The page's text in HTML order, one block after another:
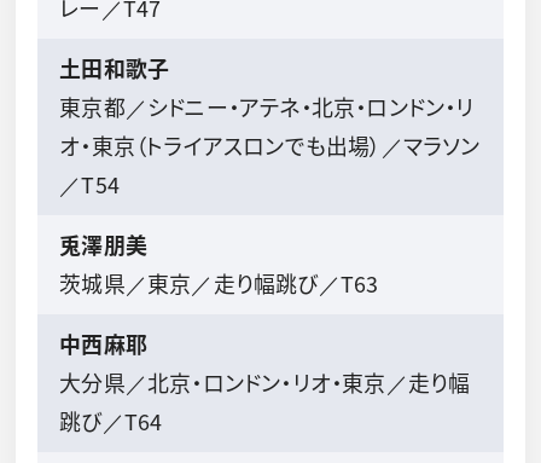
レー／T47
土田和歌子
東京都／シドニー・アテネ・北京・ロンドン・リ
オ・東京（トライアスロンでも出場）／マラソン
／T54
兎澤朋美
茨城県／東京／走り幅跳び／T63
中西麻耶
大分県／北京・ロンドン・リオ・東京／走り幅
跳び／T64